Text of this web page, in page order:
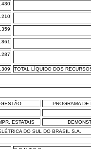
TOTAL LÍQUIDO DOS
PROGRAMA
ESTATAIS
DO SUL DO BRASIL S.A.